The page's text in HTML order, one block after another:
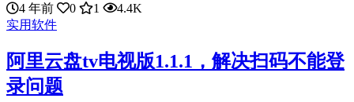
4 年前
0 1
4.4K
实用软件
阿里云盘tv电视版1.1.1，解决扫码不能登
录问题